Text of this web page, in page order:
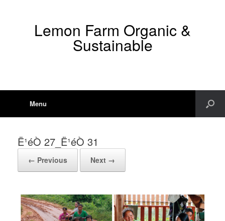
Lemon Farm Organic &
Sustainable
Menu
Ë¹éÒ 27_Ë¹éÒ 31
← Previous Next →